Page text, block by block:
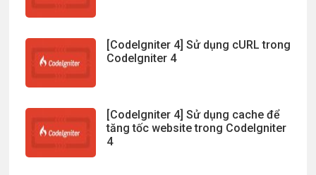
[CodeIgniter 4] Sử dụng cURL trong
CodeIgniter 4
[CodeIgniter 4] Sử dụng cache để
tăng tốc website trong CodeIgniter
4